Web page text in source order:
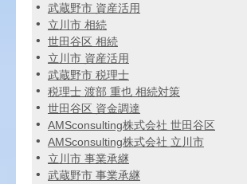
武蔵野市 資産活用
立川市 相続
世田谷区 相続
立川市 資産活用
武蔵野市 税理士
税理士 渡部 重也 相続対策
世田谷区 資金調達
AMSconsulting株式会社 世田谷区
AMSconsulting株式会社 立川市
立川市 事業承継
武蔵野市 事業承継